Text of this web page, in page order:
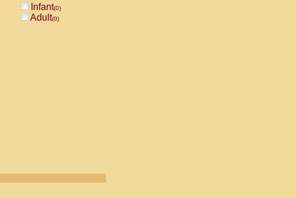
Infant(0)
Adult(0)